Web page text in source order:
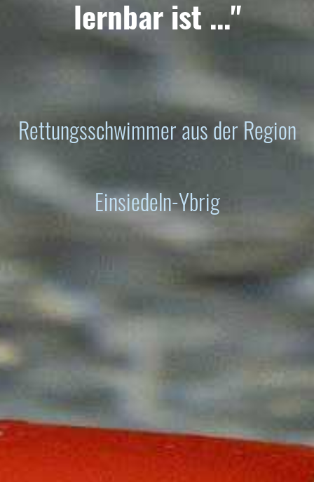
lernbar ist ..."
Rettungsschwimmer aus der Region
Einsiedeln-Ybrig